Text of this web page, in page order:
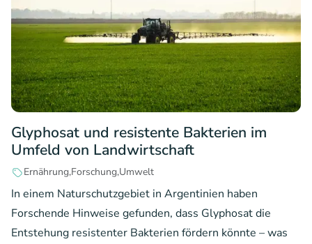
Glyphosat und resistente Bakterien im
Umfeld von Landwirtschaft
ErnährungForschungUmwelt
In einem Naturschutzgebiet in Argentinien haben
Forschende Hinweise gefunden, dass Glyphosat die
Entstehung resistenter Bakterien fördern könnte – was